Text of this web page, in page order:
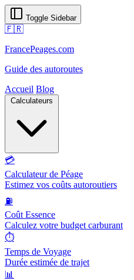
Toggle Sidebar
🇫🇷
FrancePeages.com
Guide des autoroutes
Accueil Blog
Calculateurs
💳
Calculateur de Péage
Estimez vos coûts autoroutiers
⛽
Coût Essence
Calculez votre budget carburant
⏱️
Temps de Voyage
Durée estimée de trajet
📊